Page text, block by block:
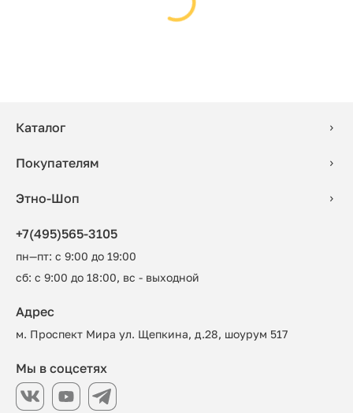
Каталог
Покупателям
Этно-Шоп
+7(495)565-3105
пн—пт: с 9:00 до 19:00
сб: с 9:00 до 18:00, вс - выходной
Адрес
м. Проспект Мира ул. Щепкина, д.28, шоурум 517
Мы в соцсетях